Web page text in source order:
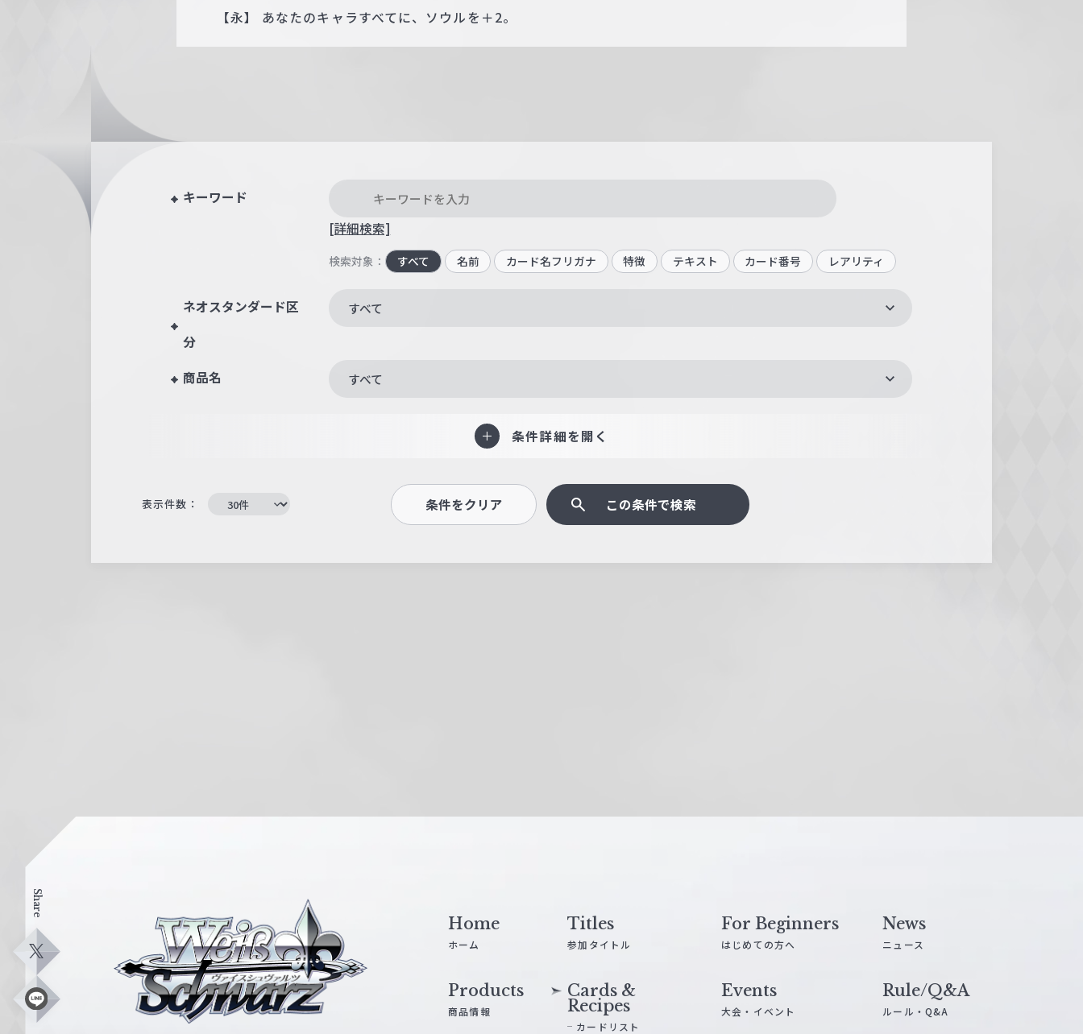
【永】 あなたのキャラすべてに、ソウルを＋2。
キーワード
[詳細検索]
検索対象： すべて 名前 カード名フリガナ 特徴 テキスト カード番号 レアリティ
ネオスタンダード区
分
すべて
商品名 すべて
条件詳細を開く
表示件数： 条件をクリア この条件で検索
Share
X
L
ス
Home
ホーム
Titles
参加タイトル
For Beginners
はじめての方へ
News
ニュース
Products
商品情報
Cards &
Recipes
カードリスト
Events
大会・イベント
Rule/Q&A
ルール・Q&A